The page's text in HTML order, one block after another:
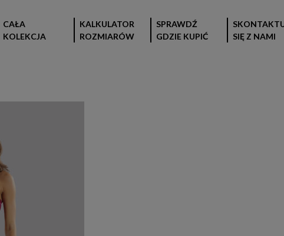
CAŁA
KOLEKCJA
KALKULATOR
ROZMIARÓW
SPRAWDŹ
GDZIE KUPIĆ
SIĘ Z NAMI